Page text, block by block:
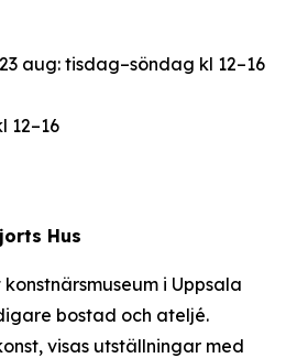
aug: tisdag–söndag kl 12–16
12–16
Hus
i Uppsala
bostad och ateljé.
visas utställningar med